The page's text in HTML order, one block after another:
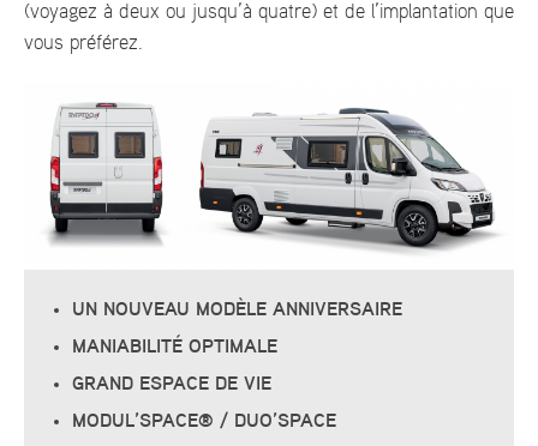
(voyagez à deux ou jusqu’à quatre) et de l’implantation que
vous préférez.
UN NOUVEAU MODÈLE ANNIVERSAIRE
MANIABILITÉ OPTIMALE
GRAND ESPACE DE VIE
MODUL’SPACE® / DUO’SPACE